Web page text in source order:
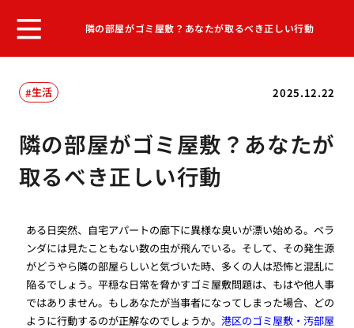
隣の部屋がゴミ屋敷？あなたが取るべき正しい行動
2025.12.22
生活
隣の部屋がゴミ屋敷？あなたが
取るべき正しい行動
ある日突然、自宅アパートの廊下に異様な臭いが漂い始める。ベラ
ンダには見たこともない数の虫が飛んでいる。そして、その発生源
がどうやら隣の部屋らしいと気づいた時、多くの人は恐怖と混乱に
陥るでしょう。平穏な日常を脅かすゴミ屋敷問題は、もはや他人事
ではありません。もしあなたが当事者になってしまった場合、どの
ように行動するのが正解なのでしょうか。港区のゴミ屋敷・汚部屋